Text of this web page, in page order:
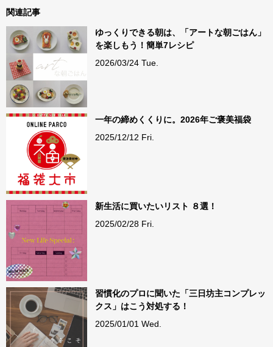
関連記事
ゆっくりできる朝は、「アートな朝ごはん」
を楽しもう！簡単7レシピ
2026/03/24 Tue.
一年の締めくくりに。2026年ご褒美福袋
2025/12/12 Fri.
新生活に買いたいリスト ８選！
2025/02/28 Fri.
習慣化のプロに聞いた「三日坊主コンプレッ
クス」はこう対処する！
2025/01/01 Wed.